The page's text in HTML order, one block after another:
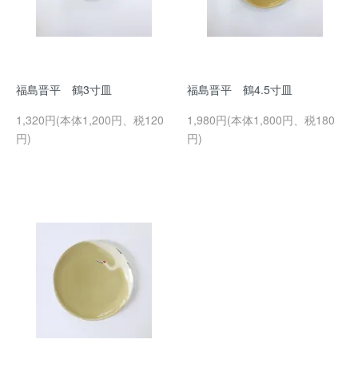
福島晋平 鶴3寸皿
1,320円(本体1,200円、税120
円)
福島晋平 鶴4.5寸皿
1,980円(本体1,800円、税180
円)